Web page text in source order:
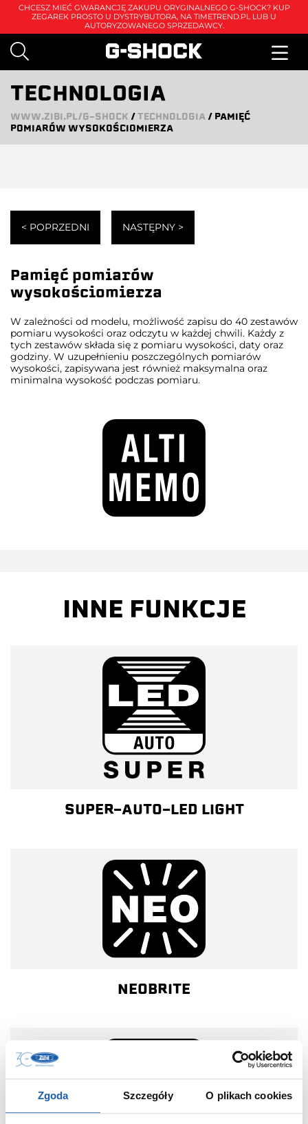
Zgoda Szczegóły O plikach cookies
CHCESZ MIEĆ GWARANCJĘ ZAKUPU ORYGINALNEGO G-SHOCK? KUP
ZEGAREK PROSTO U DYSTRYBUTORA, NA TIMETREND.PL LUB U
AUTORYZOWANEGO SPRZEDAWCY.
TECHNOLOGIA
WWW.ZIBI.PL/G-SHOCK /TECHNOLOGIA/ PAMIĘĆ
POMIARÓW WYSOKOŚCIOMIERZA
< POPRZEDNI NASTĘPNY >
Pamięć pomiarów
wysokościomierza
W zależności od modelu, możliwość zapisu do 40 zestawów
pomiaru wysokości oraz odczytu w każdej chwili. Każdy z
tych zestawów składa się z pomiaru wysokości, daty oraz
godziny. W uzupełnieniu poszczególnych pomiarów
wysokości, zapisywana jest również maksymalna oraz
minimalna wysokość podczas pomiaru.
INNE FUNKCJE
SUPER-AUTO-LED LIGHT
NEOBRITE